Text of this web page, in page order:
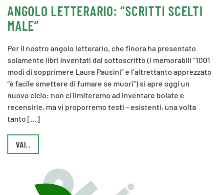
ANGOLO LETTERARIO: “SCRITTI SCELTI
MALE”
Per il nostro angolo letterario, che finora ha presentato
solamente libri inventati dal sottoscritto (i memorabili “1001
modi di sopprimere Laura Pausini” e l’altrettanto apprezzato
“è facile smettere di fumare se muori“) si apre oggi un
nuovo ciclo: non ci limiteremo ad inventare boiate e
recensirle, ma vi proporremo testi – esistenti, una volta
tanto […]
VAI..